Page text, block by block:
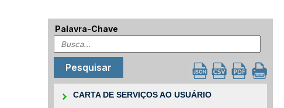
Palavra-Chave
CARTA DE SERVIÇOS AO USUÁRIO